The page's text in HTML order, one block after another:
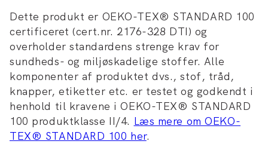
Dette produkt er OEKO-TEX® STANDARD 100
certificeret (cert.nr. 2176-328 DTI) og
overholder standardens strenge krav for
sundheds- og miljøskadelige stoffer. Alle
komponenter af produktet dvs., stof, tråd,
knapper, etiketter etc. er testet og godkendt i
henhold til kravene i OEKO-TEX® STANDARD
100 produktklasse II/4. Læs mere om OEKO-
TEX® STANDARD 100 her.